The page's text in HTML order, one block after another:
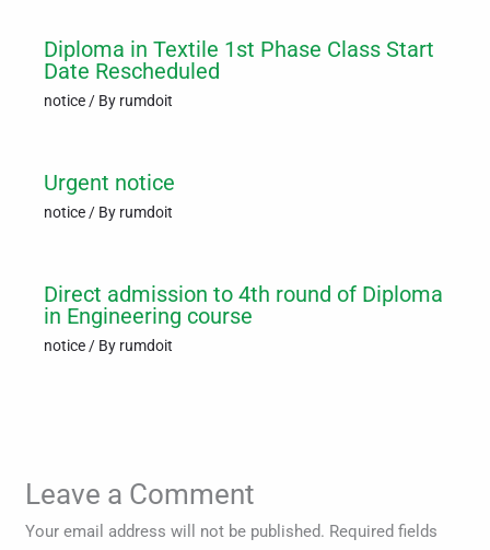
Diploma in Textile 1st Phase Class Start
Date Rescheduled
notice/ By rumdoit
Urgent notice
notice/ By rumdoit
Direct admission to 4th round of Diploma
in Engineering course
notice/ By rumdoit
Leave a Comment
Your email address will not be published. Required fields